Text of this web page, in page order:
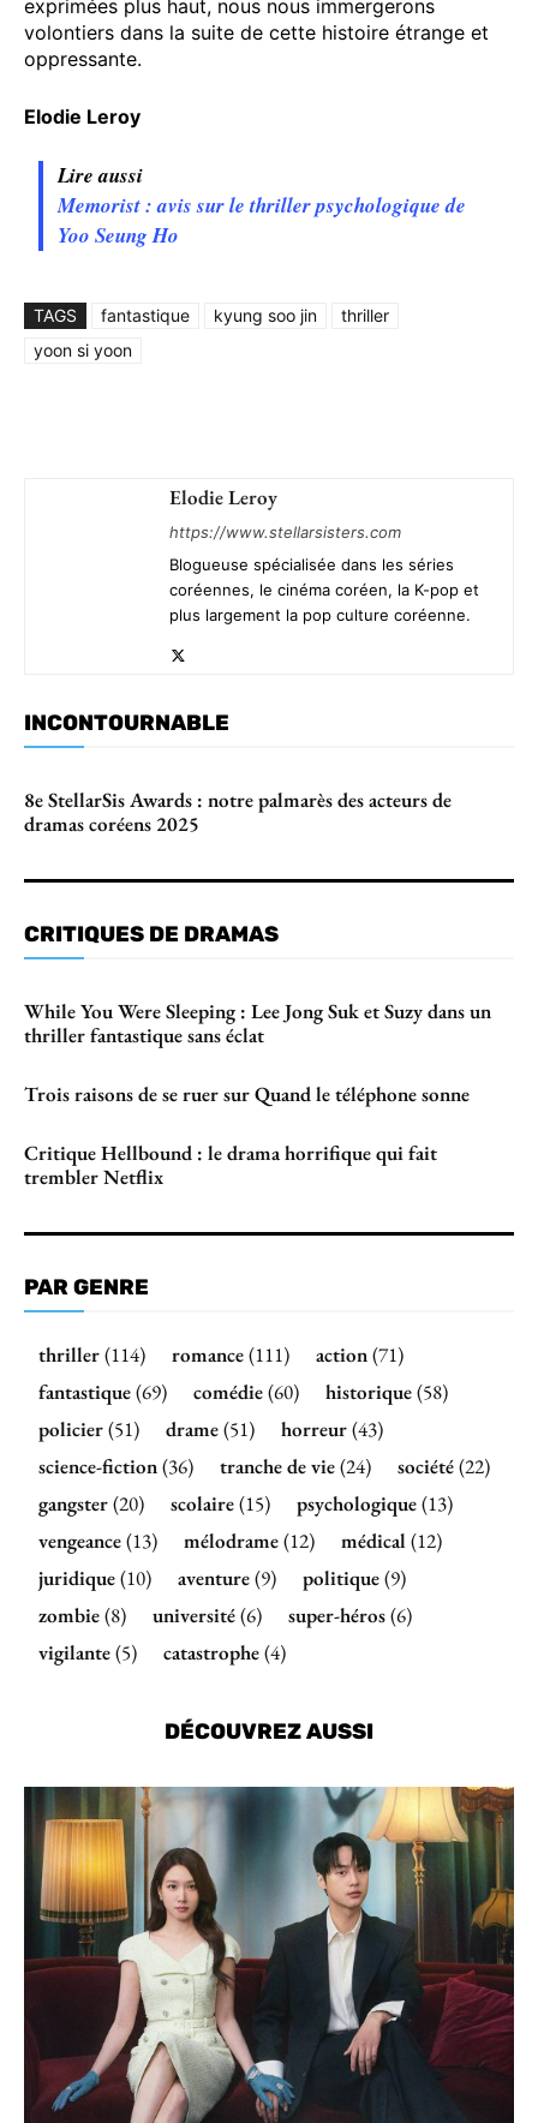
exprimées plus haut, nous nous immergerons
volontiers dans la suite de cette histoire étrange et
oppressante.
Elodie Leroy
Lire aussi
Memorist : avis sur le thriller psychologique de
Yoo Seung Ho
TAGS fantastique kyung soo jin
thriller
yoon si yoon
Elodie Leroy
https://www.stellarsisters.com
Blogueuse spécialisée dans les séries
coréennes, le cinéma coréen, la K-pop et
plus largement la pop culture coréenne.
INCONTOURNABLE
8e StellarSis Awards : notre palmarès des acteurs de
dramas coréens 2025
CRITIQUES DE DRAMAS
While You Were Sleeping : Lee Jong Suk et Suzy dans un
thriller fantastique sans éclat
Trois raisons de se ruer sur Quand le téléphone sonne
Critique Hellbound : le drama horrifique qui fait
trembler Netflix
PAR GENRE
thriller(114) romance(111) action(71)
fantastique(69) comédie(60) historique(58)
policier(51) drame(51) horreur(43)
science-fiction(36) tranche de vie(24) société(22)
gangster(20) scolaire(15) psychologique(13)
vengeance(13) mélodrame(12) médical(12)
juridique(10) aventure(9) politique(9)
zombie(8) université(6) super-héros(6)
vigilante(5) catastrophe(4)
DÉCOUVREZ AUSSI